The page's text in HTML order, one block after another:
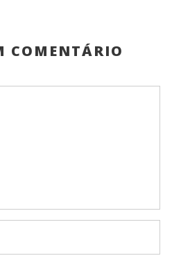
COMENTÁRIO